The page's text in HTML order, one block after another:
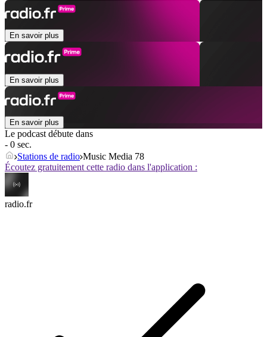
En savoir plus
En savoir plus
En savoir plus
Le podcast débute dans
- 0 sec.
Stations de radio Music Media 78
Écoutez gratuitement cette radio dans l'application :
radio.fr